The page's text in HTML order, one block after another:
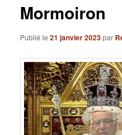
Mormoiron
Publié le21 janvier 2023par